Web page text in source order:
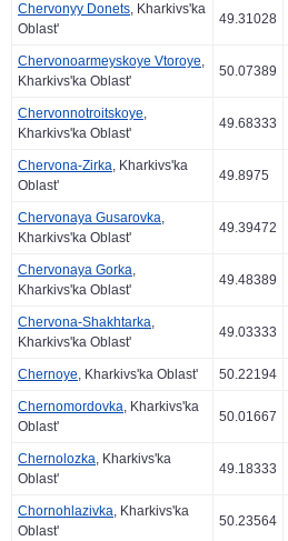
Chervonyy Donets, Kharkivs'ka
Oblast'
49.31028
Chervonoarmeyskoye Vtoroye,
Kharkivs'ka Oblast'
50.07389
Chervonnotroitskoye,
Kharkivs'ka Oblast'
49.68333
Chervona-Zirka, Kharkivs'ka
Oblast'
49.8975
Chervonaya Gusarovka,
Kharkivs'ka Oblast'
49.39472
Chervonaya Gorka,
Kharkivs'ka Oblast'
49.48389
Chervona-Shakhtarka,
Kharkivs'ka Oblast'
49.03333
Chernoye, Kharkivs'ka Oblast' 50.22194
Chernomordovka, Kharkivs'ka
Oblast'
50.01667
Chernolozka, Kharkivs'ka
Oblast'
49.18333
Chornohlazivka, Kharkivs'ka
Oblast'
50.23564